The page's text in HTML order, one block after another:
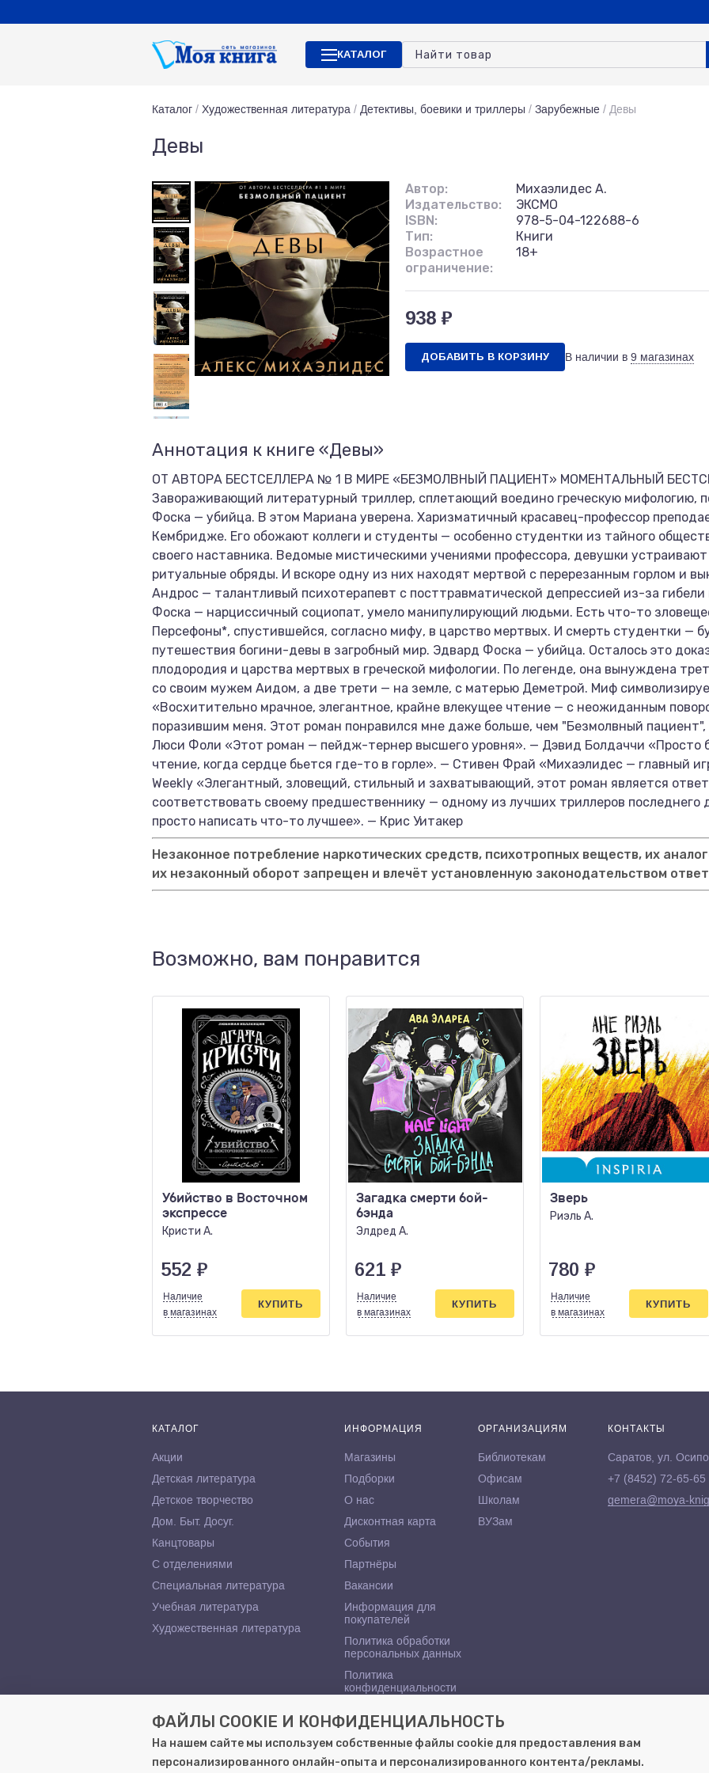
КАТАЛОГ
Каталог / Художественная литература / Детективы, боевики и триллеры / Зарубежные / Девы
Девы
Автор:
Михаэлидес А.
Издательство:
ЭКСМО
ISBN:
978-5-04-122688-6
Тип:
Книги
Возрастное
ограничение:
18+
938 ₽
ДОБАВИТЬ В КОРЗИНУ В наличии в 9 магазинах
Аннотация к книге «Девы»
ОТ АВТОРА БЕСТСЕЛЛЕРА № 1 В МИРЕ «БЕЗМОЛВНЫЙ ПАЦИЕНТ» МОМЕНТАЛЬНЫЙ
Завораживающий литературный триллер, сплетающий воедино греческую мифологию,
Фоска — убийца. В этом Мариана уверена. Харизматичный красавец-профессор
Кембридже. Его обожают коллеги и студенты — особенно студентки из тайного
своего наставника. Ведомые мистическими учениями профессора, девушки
ритуальные обряды. И вскоре одну из них находят мертвой с перерезанным горлом и
Андрос — талантливый психотерапевт с посттравматической депрессией из-за
Фоска — нарциссичный социопат, умело манипулирующий людьми. Есть что-то
Персефоны*, спустившейся, согласно мифу, в царство мертвых. И смерть студентки —
путешествия богини-девы в загробный мир. Эдвард Фоска — убийца. Осталось это
плодородия и царства мертвых в греческой мифологии. По легенде, она вынуждена
со своим мужем Аидом, а две трети — на земле, с матерью Деметрой. Миф
«Восхитительно мрачное, элегантное, крайне влекущее чтение — с неожиданным
поразившим меня. Этот роман понравился мне даже больше, чем "Безмолвный пациент",
Люси Фоли «Этот роман — пейдж-тернер высшего уровня». — Дэвид Болдаччи «Просто
чтение, когда сердце бьется где-то в горле». — Стивен Фрай «Михаэлидес — главный
Weekly «Элегантный, зловещий, стильный и захватывающий, этот роман является
соответствовать своему предшественнику — одному из лучших триллеров последнего
просто написать что-то лучшее». — Крис Уитакер
Незаконное потребление наркотических средств, психотропных веществ, их
их незаконный оборот запрещен и влечёт установленную законодательством
Возможно, вам понравится
Убийство в Восточном
экспрессе
Кристи А.
552 ₽
Наличие
в магазинах
КУПИТЬ
Загадка смерти бой-
бэнда
Элдред А.
621 ₽
Наличие
в магазинах
КУПИТЬ
Зверь
Риэль А.
780 ₽
Наличие
в магазинах
КУПИТЬ
КАТАЛОГ
Акции
Детская литература
Детское творчество
Дом. Быт. Досуг.
Канцтовары
С отделениями
Специальная литература
Учебная литература
Художественная литература
ИНФОРМАЦИЯ
Магазины
Подборки
О нас
Дисконтная карта
События
Партнёры
Вакансии
Информация для
покупателей
Политика обработки
персональных данных
Политика
конфиденциальности
ОРГАНИЗАЦИЯМ
Библиотекам
Офисам
Школам
ВУЗам
КОНТАКТЫ
Саратов, ул.
+7 (8452) 72-65-65
gemera@moya-
ФАЙЛЫ COOKIE И КОНФИДЕНЦИАЛЬНОСТЬ
На нашем сайте мы используем собственные файлы cookie для предоставления вам
персонализированного онлайн-опыта и персонализированного контента/рекламы.